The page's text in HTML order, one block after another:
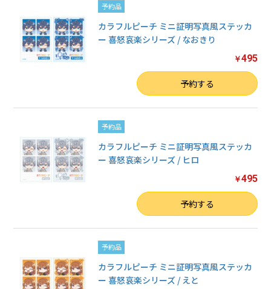
予約品
カラフルピーチ ミニ証明写真風ステッカ
ー 喜怒哀楽シリーズ / なおきり
￥495
予約する
予約品
カラフルピーチ ミニ証明写真風ステッカ
ー 喜怒哀楽シリーズ / ヒロ
￥495
予約する
予約品
カラフルピーチ ミニ証明写真風ステッカ
ー 喜怒哀楽シリーズ / えと